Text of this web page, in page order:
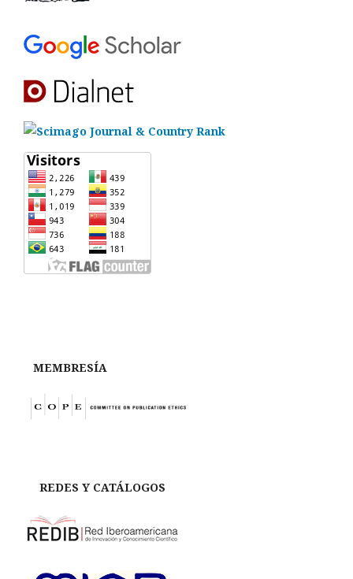
MEMBRESÍA
REDES Y CATÁLOGOS